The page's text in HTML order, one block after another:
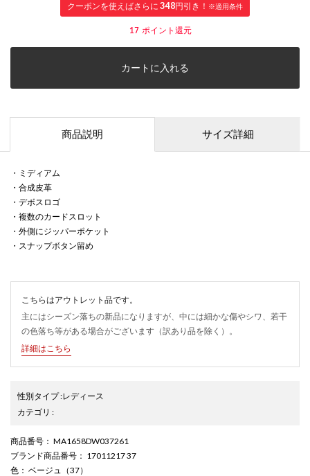
クーポンを使えばさらに348円引き！ ※適用条件
17ポイント還元
カートに入れる
商品説明 サイズ詳細
・ミディアム
・合成皮革
・デボスロゴ
・複数のカードスロット
・外側にジッパーポケット
・スナップボタン留め
こちらはアウトレット品です。
主にはシーズン落ちの新品になりますが、中には細かな傷やシワ、若干
の色落ち等がある場合がございます（訳あり品を除く）。
詳細はこちら
性別タイプ:レディース
カテゴリ :
商品番号 ： MA1658DW037261
ブランド商品番号 ： 17011217 37
色 ： ベージュ（37）